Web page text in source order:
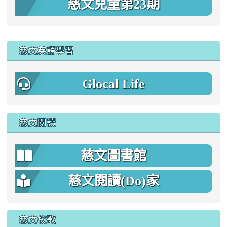
慈文兒童第23期
慈文英語學習
Glocal Life
慈文閱讀
慈文圖書館
慈文閱讀(Do)家
慈文校歌